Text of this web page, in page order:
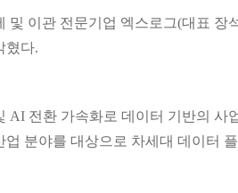
및 이관 전문기업 엑스로그(대표
혔다.
AI 전환 가속화로 데이터 기반의
업 분야를 대상으로 차세대 데이터